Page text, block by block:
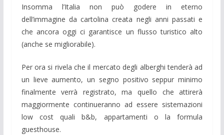
Insomma l’Italia non può godere in eterno
dell’immagine da cartolina creata negli anni passati e
che ancora oggi ci garantisce un flusso turistico alto
(anche se migliorabile).
Per ora si rivela che il mercato degli alberghi tenderà ad
un lieve aumento, un segno positivo seppur minimo
finalmente verrà registrato, ma quello che attirerà
maggiormente continueranno ad essere sistemazioni
low cost quali b&b, appartamenti o la formula
guesthouse.